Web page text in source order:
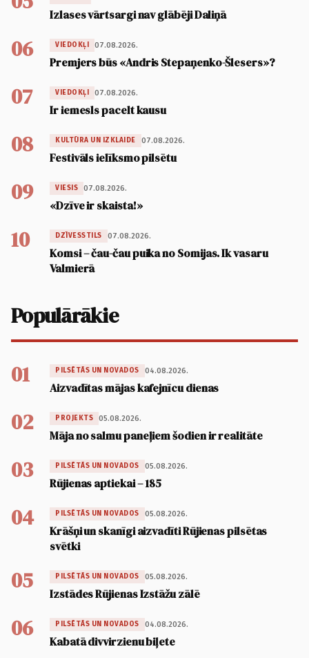
Izlases vārtsargi nav glābēji Daliņā
06 VIEDOKĻI 07.08.2026.
Premjers būs «Andris Stepaņenko-Šlesers»?
07 VIEDOKĻI 07.08.2026.
Ir iemesls pacelt kausu
08 KULTŪRA UN IZKLAIDE 07.08.2026.
Festivāls ielīksmo pilsētu
09 VIESIS 07.08.2026.
«Dzīve ir skaista!»
10 DZĪVESSTILS 07.08.2026.
Komsi – čau-čau puika no Somijas. Ik vasaru
Valmierā
Populārākie
01 PILSĒTĀS UN NOVADOS 04.08.2026.
Aizvadītas mājas kafejnīcu dienas
02 PROJEKTS 05.08.2026.
Māja no salmu paneļiem šodien ir realitāte
03 PILSĒTĀS UN NOVADOS 05.08.2026.
Rūjienas aptiekai – 185
04 PILSĒTĀS UN NOVADOS 05.08.2026.
Krāšņi un skanīgi aizvadīti Rūjienas pilsētas
svētki
05 PILSĒTĀS UN NOVADOS 05.08.2026.
Izstādes Rūjienas Izstāžu zālē
06 PILSĒTĀS UN NOVADOS 04.08.2026.
Kabatā divvirzienu biļete